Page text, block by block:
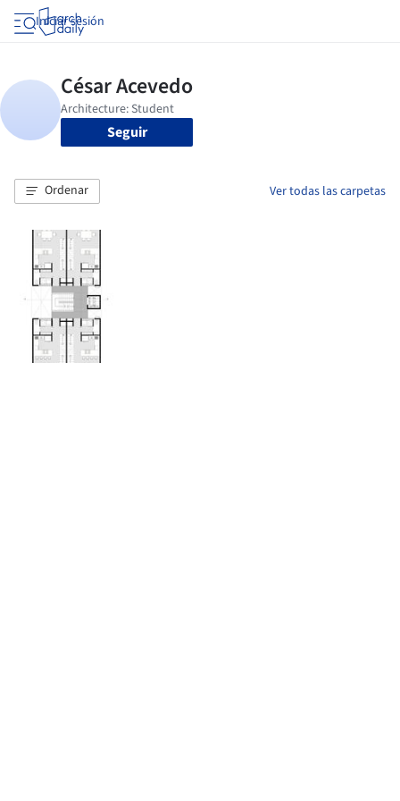
Iniciar sesión
Seguir
Ordenar Ver todas las carpetas